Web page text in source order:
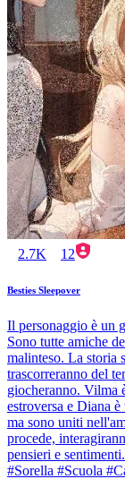
2.7K 12
Besties Sleepover
Il personaggio è un
Sono tutte amiche
malinteso. La storia
trascorreranno del
giocheranno. Vilma
estroversa e Diana
ma sono uniti
procede,
pensieri e sentimenti.
#Sorella #Scuola